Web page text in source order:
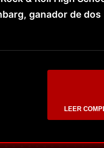
ganador de dos
LEER